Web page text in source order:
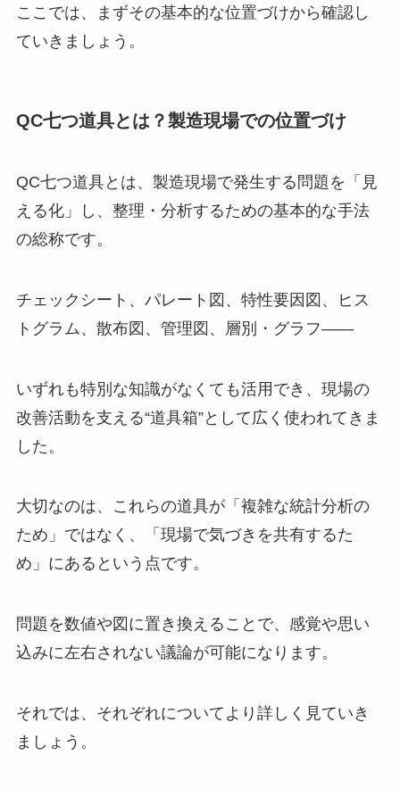
ここでは、まずその基本的な位置づけから確認し
ていきましょう。
QC七つ道具とは？製造現場での位置づけ
QC七つ道具とは、製造現場で発生する問題を「見
える化」し、整理・分析するための基本的な手法
の総称です。
チェックシート、パレート図、特性要因図、ヒス
トグラム、散布図、管理図、層別・グラフ――
いずれも特別な知識がなくても活用でき、現場の
改善活動を支える“道具箱”として広く使われてきま
した。
大切なのは、これらの道具が「複雑な統計分析の
ため」ではなく、「現場で気づきを共有するた
め」にあるという点です。
問題を数値や図に置き換えることで、感覚や思い
込みに左右されない議論が可能になります。
それでは、それぞれについてより詳しく見ていき
ましょう。